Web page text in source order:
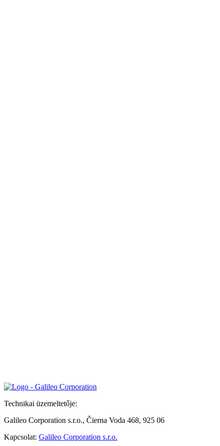
Technikai üzemeltetője:
Galileo Corporation s.r.o., Čierna Voda 468, 925 06
Kapcsolat: Galileo Corporation s.r.o.